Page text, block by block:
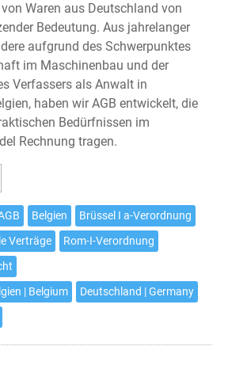
Waren aus Deutschland von
Bedeutung. Aus jahrelanger
aufgrund des Schwerpunktes
im Maschinenbau und der
Verfassers als Anwalt in
haben wir AGB entwickelt, die
Bedürfnissen im
Rechnung tragen.
Belgien
Brüssel I a-Verordnung
Verträge
Rom-I-Verordnung
| Belgium
Deutschland | Germany